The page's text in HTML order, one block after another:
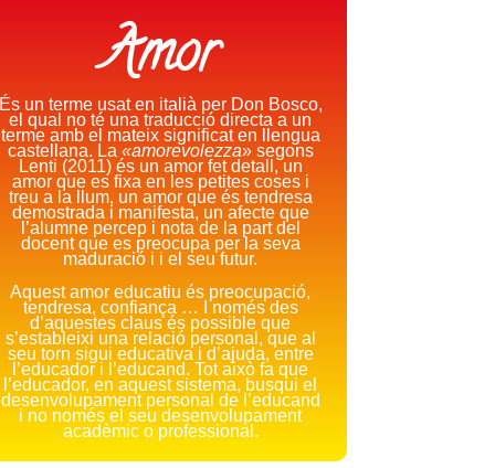
Amor
És un terme usat en italià per Don Bosco,
el qual no té una traducció directa a un
terme amb el mateix significat en llengua
castellana. La «amorevolezza» segons
Lenti (2011) és un amor fet detall, un
amor que es fixa en les petites coses i
treu a la llum, un amor que és tendresa
demostrada i manifesta, un afecte que
l’alumne percep i nota de la part del
docent que es preocupa per la seva
maduració i i el seu futur.
Aquest amor educatiu és preocupació,
tendresa, confiança … I només des
d’aquestes claus és possible que
s’estableixi una relació personal, que al
seu torn sigui educativa i d’ajuda, entre
l’educador i l’educand. Tot això fa que
l’educador, en aquest sistema, busqui el
desenvolupament personal de l’educand
i no només el seu desenvolupament
acadèmic o professional.